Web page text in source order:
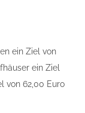
ein Ziel von
ein Ziel
von 62,00 Euro